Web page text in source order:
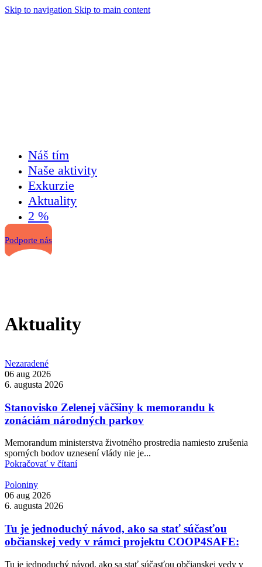
Skip to navigation Skip to main content
Náš tím
Naše aktivity
Exkurzie
Aktuality
2 %
Podporte nás
Aktuality
Nezaradené
06 aug 2026
6. augusta 2026
Stanovisko Zelenej väčšiny k memorandu k
zonáciám národných parkov
Memorandum ministerstva životného prostredia namiesto zrušenia
sporných bodov uznesení vlády nie je...
Pokračovať v čítaní
Poloniny
06 aug 2026
6. augusta 2026
Tu je jednoduchý návod, ako sa stať súčasťou
občianskej vedy v rámci projektu COOP4SAFE:
Tu je jednoduchý návod, ako sa stať súčasťou občianskej vedy v